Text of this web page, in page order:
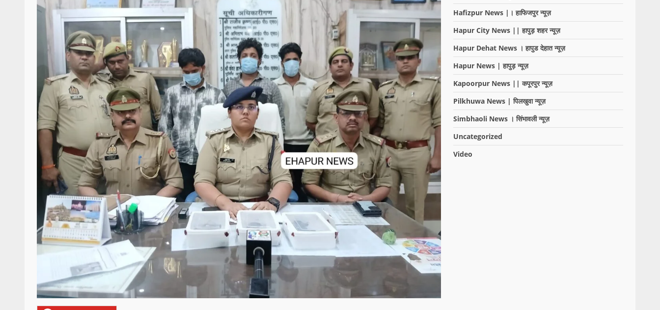
Hafizpur News |। हाफिजपुर न्यूज़
Hapur City News || हापुड़ शहर न्यूज़
Hapur Dehat News । हापुड देहात न्यूज़
Hapur News | हापुड़ न्यूज़
Kapoorpur News || कपूरपुर न्यूज़
Pilkhuwa News | पिलखुवा न्यूज़
Simbhaoli News । सिंभावली न्यूज़
Uncategorized
Video